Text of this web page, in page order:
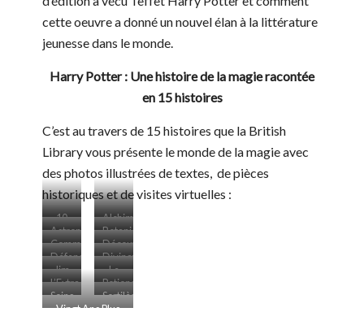
cette oeuvre a donné un nouvel élan à la littérature
jeunesse dans le monde.
Harry Potter : Une histoire de la magie racontée
en 15 histoires
C’est au travers de 15 histoires que la British
Library vous présente le monde de la magie avec
des photos illustrées de textes, de pièces
historiques et de visites virtuelles :
10
faits
étonnants
que
vous
ignoriez
Alchimie
AstronomieBotanique
Comment
réaliser
une
exposition
consacrée
Découverte
du
manuscrit
de
Ripley
Défense
contre
les
forces
Divination
Jim
Kay
lève
Le
Voyage
L’Extraordinaire
Collection
Potions
Soins
aux
Sortilèges
Vingt Ans Plus